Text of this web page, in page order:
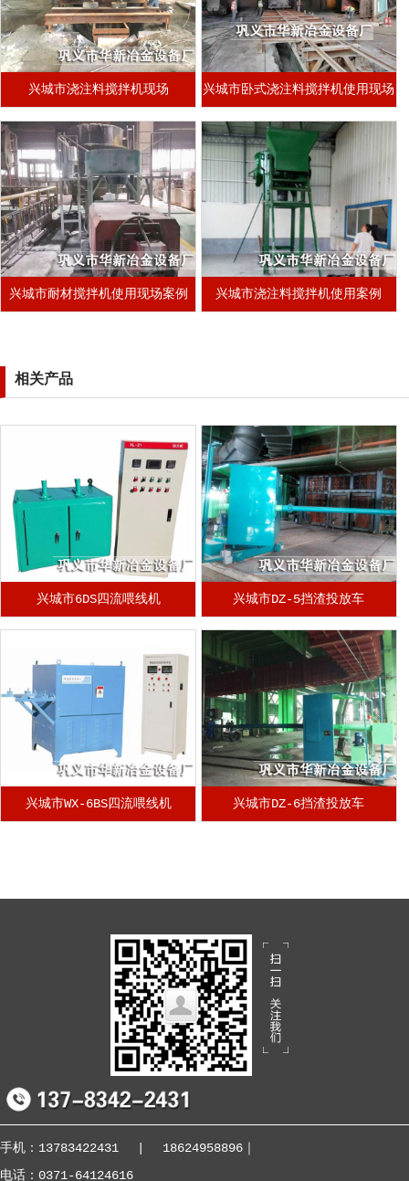
兴城市浇注料搅拌机现场 兴城市卧式浇注料搅拌机使用现场
兴城市耐材搅拌机使用现场案例 兴城市浇注料搅拌机使用案例
相关产品
兴城市6DS四流喂线机 兴城市DZ-5挡渣投放车
兴城市WX-6BS四流喂线机 兴城市DZ-6挡渣投放车
手机：13783422431 18624958896
电话：0371-64124616